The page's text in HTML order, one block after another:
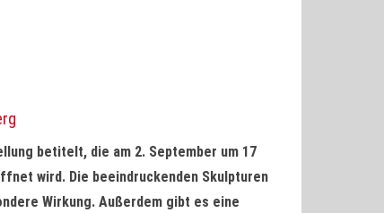
betitelt, die am 2. September um 17
wird. Die beeindruckenden Skulpturen
Wirkung. Außerdem gibt es eine